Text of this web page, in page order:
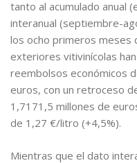
tanto al acumulado anual
interanual (septiembre-
los ocho primeros meses
exteriores vitivinícolas
reembolsos económicos
euros, con un retroceso
1,7171,5 millones de
de 1,27 €/litro (+4,5%).
Mientras que el dato